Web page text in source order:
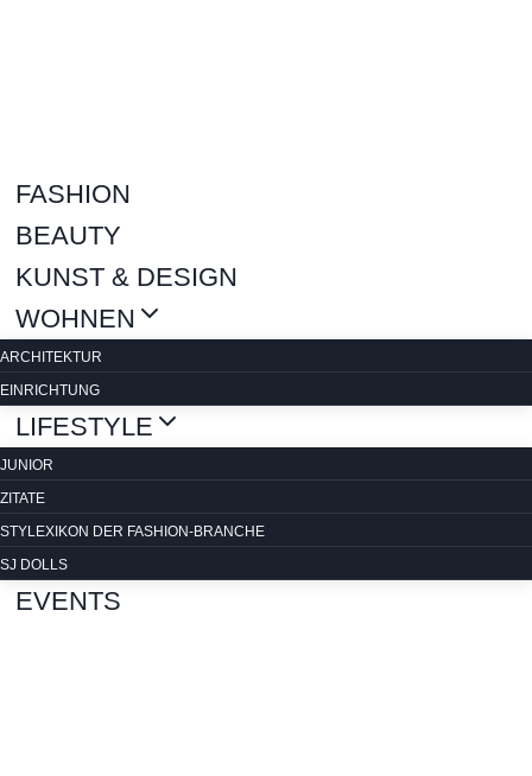
FASHION
BEAUTY
KUNST & DESIGN
WOHNEN
ARCHITEKTUR
EINRICHTUNG
LIFESTYLE
JUNIOR
ZITATE
STYLEXIKON DER FASHION-BRANCHE
SJ DOLLS
EVENTS